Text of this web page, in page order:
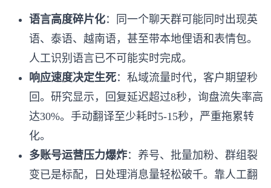
语言高度碎片化：同一个聊天群可能同时出现英
语、泰语、越南语，甚至带本地俚语和表情包。
人工识别语言已不可能实时完成。
响应速度决定生死：私域流量时代，客户期望秒
回。研究显示，回复延迟超过8秒，询盘流失率高
达30%。手动翻译至少耗时5-15秒，严重拖累转
化。
多账号运营压力爆炸：养号、批量加粉、群组裂
变已是标配，日处理消息量轻松破千。靠人工翻